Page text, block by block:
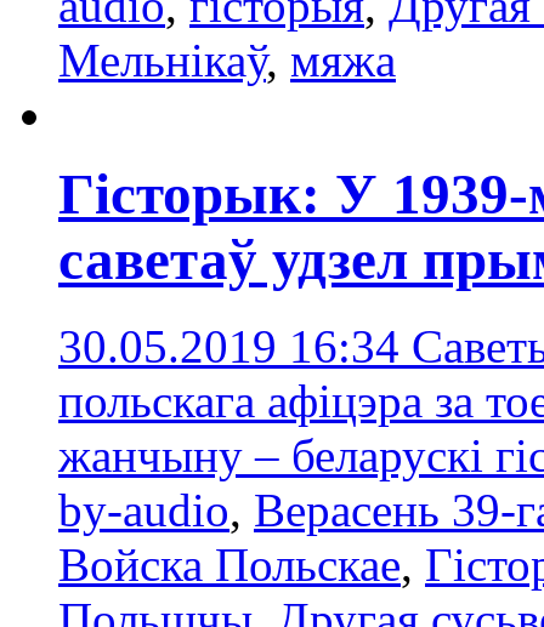
Мельнікаў, мяжа
Гісторык: У 1939-
саветаў удзел
30.05.2019 16:34
польскага афіцэра за
жанчыну – беларускі
by-audio, Верасень 39-
Войска Польскае,